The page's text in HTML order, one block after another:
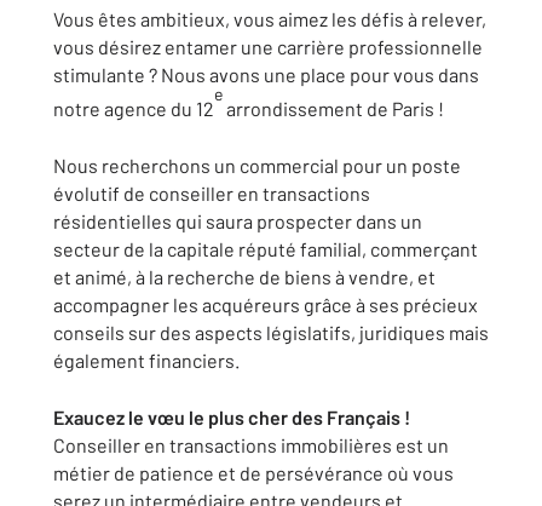
Vous êtes ambitieux, vous aimez les défis à relever,
vous désirez entamer une carrière professionnelle
stimulante ? Nous avons une place pour vous dans
notre agence du 12
e
arrondissement de Paris !
Nous recherchons un commercial pour un poste
évolutif de conseiller en transactions
résidentielles qui saura prospecter dans un
secteur de la capitale réputé familial, commerçant
et animé, à la recherche de biens à vendre, et
accompagner les acquéreurs grâce à ses précieux
conseils sur des aspects législatifs, juridiques mais
également financiers.
Exaucez le vœu le plus cher des Français !
Conseiller en transactions immobilières est un
métier de patience et de persévérance où vous
serez un intermédiaire entre vendeurs et